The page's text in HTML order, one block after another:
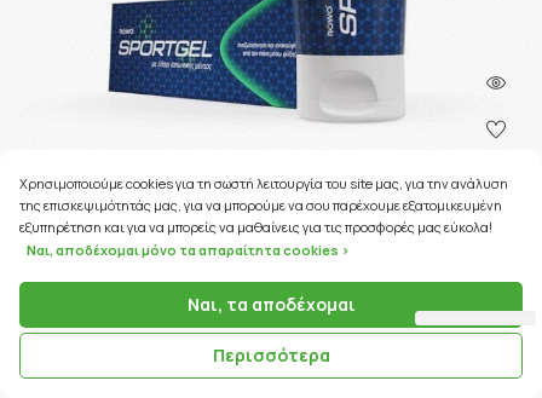
157 Coins
ΚΩΔΙΚΟΣ ΠΡΟΪΟΝΤΟΣ:25727
Rowo Sportgel ψυχρή γέλη ανακούφισης 200ml
15.68€
Χρησιμοποιούμε cookies για τη σωστή λειτουργία του site μας, για την ανάλυση
της επισκεψιμότητάς μας, για να μπορούμε να σου παρέχουμε εξατομικευμένη
εξυπηρέτηση και για να μπορείς να μαθαίνεις για τις προσφορές μας εύκολα!
Ναι, αποδέχομαι μόνο τα απαραίτητα cookies >
Ναι, τα αποδέχομαι
Περισσότερα